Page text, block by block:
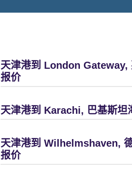
天津港到 London Gateway,
报价
天津港到 Karachi, 巴基斯坦
天津港到 Wilhelmshaven,
报价